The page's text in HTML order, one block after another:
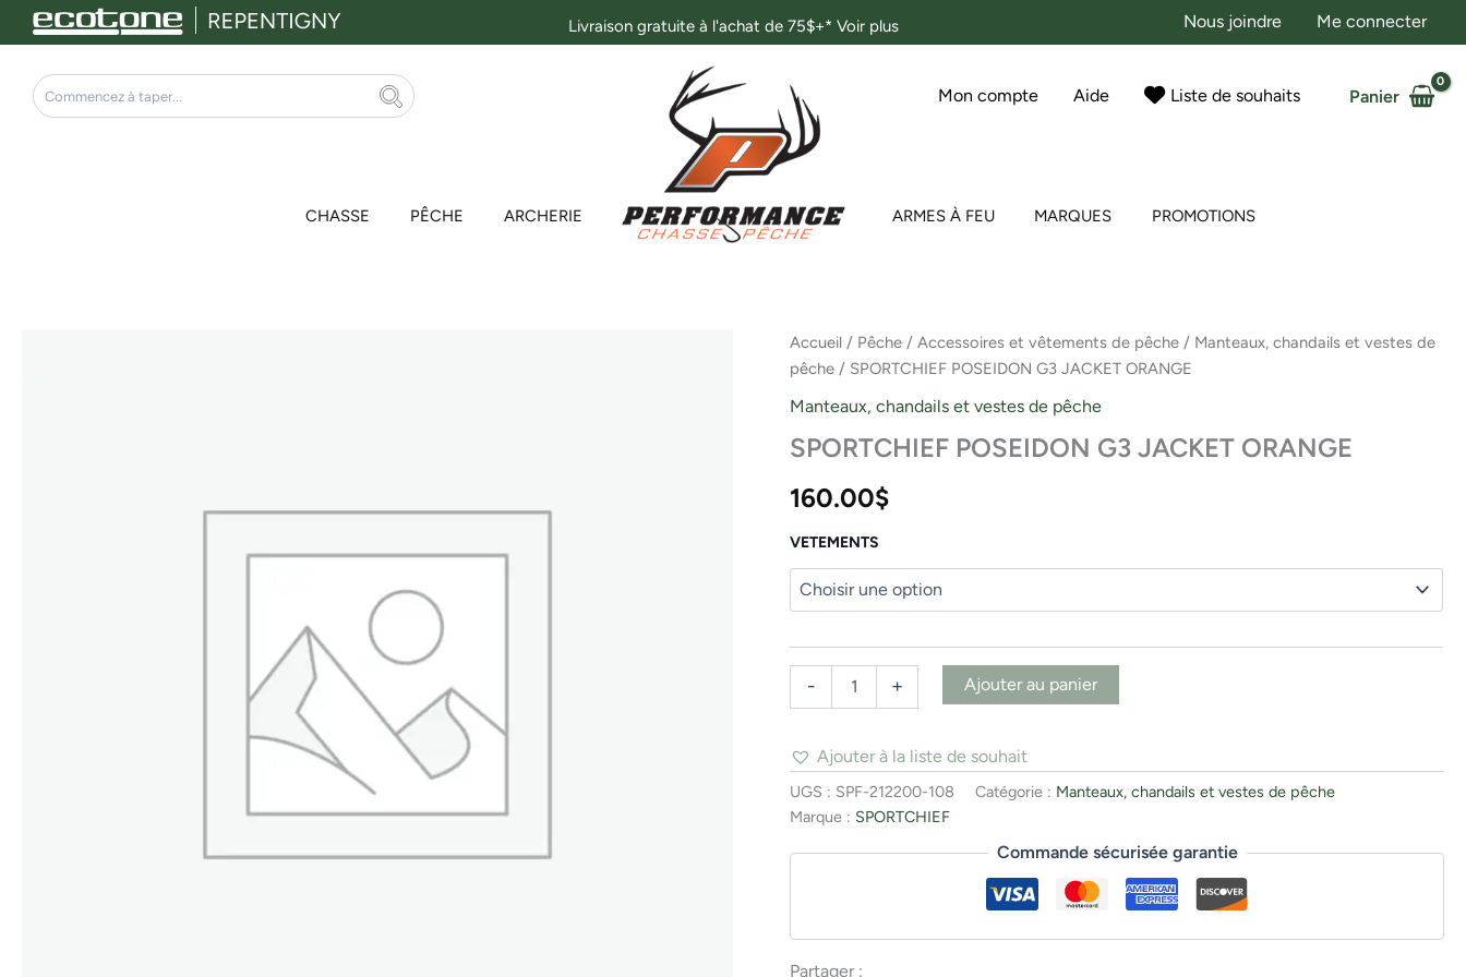
Aller
au
contenu
Livraison gratuite à l'achat de 75$+* Voir plus Nous joindre Me connecter
Rechercher
Mon compte Aide Liste de souhaits Panier
CHASSE PÊCHE ARCHERIE ARMES À FEU MARQUES PROMOTIONS
Accueil / Pêche /Accessoires et vêtements de pêche / Manteaux, chandails et vestes de
pêche / SPORTCHIEF POSEIDON G3 JACKET ORANGE
Manteaux, chandails et vestes de pêche
SPORTCHIEF POSEIDON G3 JACKET ORANGE
160.00$
VETEMENTS
-
quantité
de
SPORTCHIEF
POSEIDON
JACKET
+ Ajouter au panier
Ajouter à la liste de souhait
UGS : SPF-212200-108 Catégorie : Manteaux, chandails et vestes de pêche
Marque : SPORTCHIEF
Commande sécurisée garantie
Partager :